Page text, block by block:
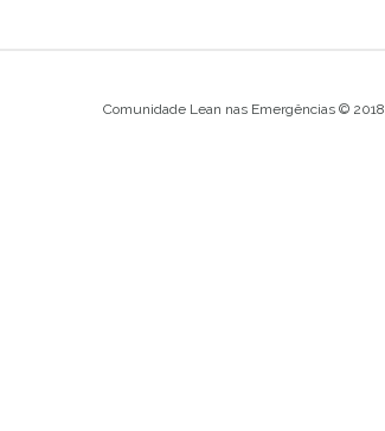
Comunidade Lean nas Emergências © 2018